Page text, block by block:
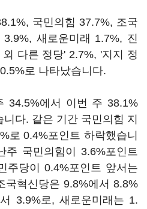
국민의힘 37.7%, 조국
새로운미래 1.7%, 진
다른 정당' 2.7%, '지지 정
로 나타났습니다.
34.5%에서 이번 주 38.1%
다. 같은 기간 국민의힘 지
로 0.4%포인트 하락했습니
국민의힘이 3.6%포인트
주당이 0.4%포인트 앞서는
국혁신당은 9.8%에서 8.8%
3.9%로, 새로운미래는 1.